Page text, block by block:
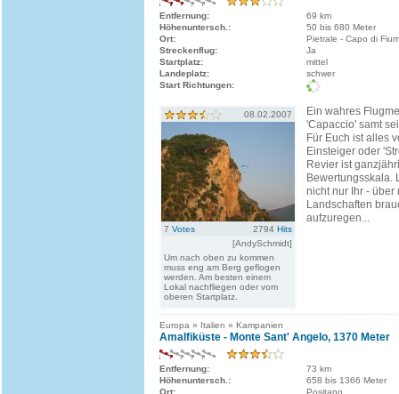
Entfernung:
69 km
Höhenuntersch.:
50 bis 680 Meter
Ort:
Pietrale - Capo di
Streckenflug:
Ja
Startplatz:
mittel
Landeplatz:
schwer
Start Richtungen:
08.02.2007
7 Votes 2794 Hits
[AndySchmidt]
Um nach oben zu kommen
muss eng am Berg geflogen
werden. Am besten einem
Lokal nachfliegen oder vom
oberen Startplatz.
Ein wahres
'Capaccio' samt
Für Euch ist alles
Einsteiger oder
Revier ist
Bewertungsskala.
nicht nur Ihr - über
Landschaften
aufzuregen...
Europa » Italien » Kampanien
Amalfiküste - Monte Sant' Angelo, 1370 Meter
Entfernung:
73 km
Höhenuntersch.:
658 bis 1366 Meter
Ort:
Positano